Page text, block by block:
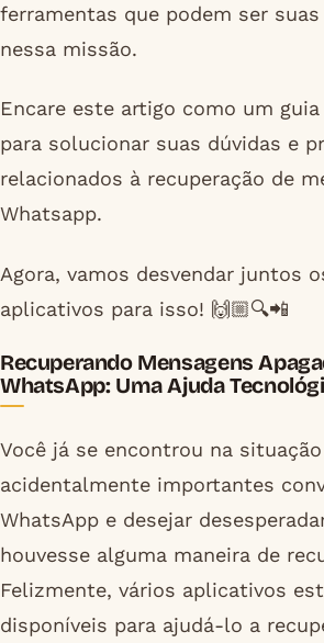
ferramentas que podem ser suas
nessa missão.
Encare este artigo como um
para solucionar suas dúvidas e
relacionados à recuperação de
Whatsapp.
Agora, vamos desvendar juntos
aplicativos para isso! 🙌🏼🔍📲
Recuperando Mensagens
WhatsApp: Uma Ajuda
Você já se encontrou na
acidentalmente importantes
WhatsApp e desejar
houvesse alguma maneira de
Felizmente, vários aplicativos
disponíveis para ajudá-lo a